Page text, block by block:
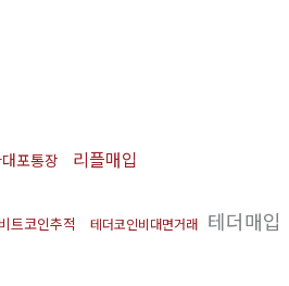
포통장 리플매입
트코인추적 테더코인비대면거래 테더매입